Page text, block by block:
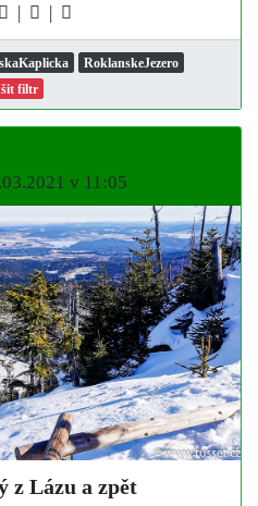
| |
RoklanskeJezero
filtr
v 11:05
z Lázu a zpět